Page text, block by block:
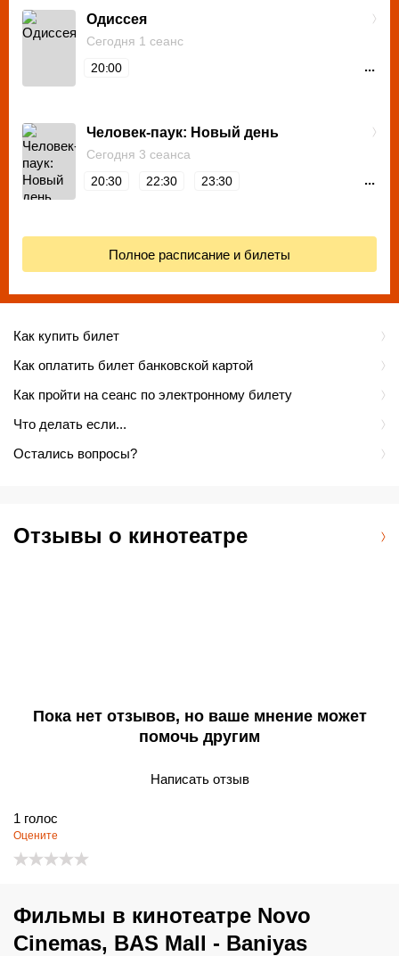
Как купить билет
Как оплатить билет банковской картой
Как пройти на сеанс по электронному билету
Что делать если...
Остались вопросы?
Одиссея
Сегодня 1 сеанс
20:00
...
Человек-паук: Новый день
Сегодня 3 сеанса
20:30
22:30 23:30 ...
Полное расписание и билеты
Отзывы о кинотеатре
Пока нет отзывов, но ваше мнение может
помочь другим
Написать отзыв
1 голос
Оцените
Фильмы в кинотеатре Novo
Cinemas, BAS Mall - Baniyas